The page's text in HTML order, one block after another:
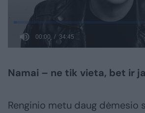
Namai – ne tik vieta, bet ir
Renginio metu daug dėmesio